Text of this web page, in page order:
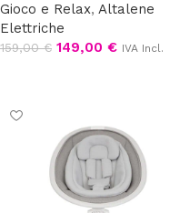
Gioco e Relax, Altalene
Elettriche
159,00€ 149,00 € IVA Incl.